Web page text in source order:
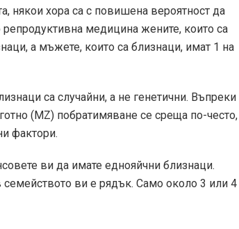
някои хора са с повишена вероятност да
медицина жените, които са
а мъжете, които са близнаци, имат 1 на
са случайни, а не генетични. Въпреки
(MZ) побратимяване се среща по-често,
фактори.
ви да имате еднояйчни близнаци.
ви е рядък. Само около 3 или 4